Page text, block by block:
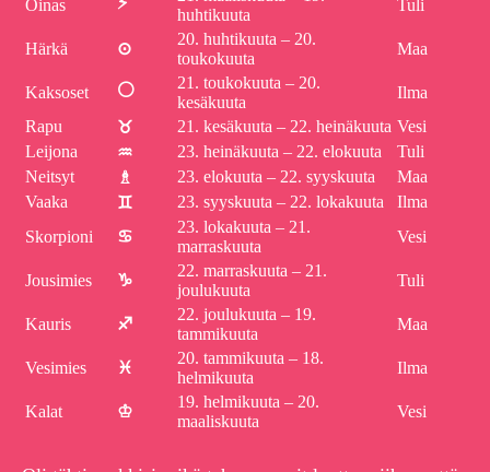
Oinas
huhtikuuta
Tuli
Härkä ⊙
20. huhtikuuta – 20.
toukokuuta
Maa
Kaksoset ⚪
21. toukokuuta – 20.
kesäkuuta
Ilma
Rapu
♉ 21. kesäkuuta – 22. heinäkuuta Vesi
Leijona
♒ 23. heinäkuuta – 22. elokuuta
Tuli
Neitsyt
♗ 23. elokuuta – 22. syyskuuta
Maa
Vaaka
♊ 23. syyskuuta – 22. lokakuuta
Ilma
Skorpioni
♋
23. lokakuuta – 21.
marraskuuta
Vesi
Jousimies ♑
22. marraskuuta – 21.
joulukuuta
Tuli
Kauris ♐
22. joulukuuta – 19.
tammikuuta
Maa
Vesimies ♓
20. tammikuuta – 18.
helmikuuta
Ilma
Kalat ♔
19. helmikuuta – 20.
maaliskuuta
Vesi